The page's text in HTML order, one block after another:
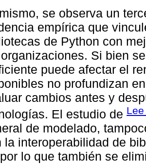
se observa un
empírica que
de Python con
Si bien
puede afectar el
no profundizan
cambios antes y
El estudio de
de modelado,
la interoperabilidad de
lo que también se